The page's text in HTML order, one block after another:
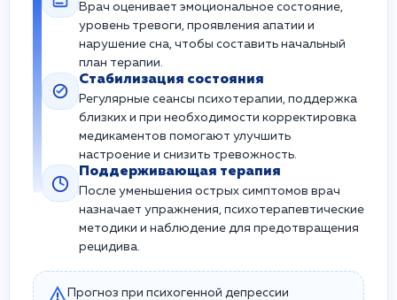
Врач оценивает эмоциональное состояние,
уровень тревоги, проявления апатии и
нарушение сна, чтобы составить начальный
план терапии.
Стабилизация состояния
Регулярные сеансы психотерапии, поддержка
близких и при необходимости корректировка
медикаментов помогают улучшить
настроение и снизить тревожность.
Поддерживающая терапия
После уменьшения острых симптомов врач
назначает упражнения, психотерапевтические
методики и наблюдение для предотвращения
рецидива.
Прогноз при психогенной депрессии